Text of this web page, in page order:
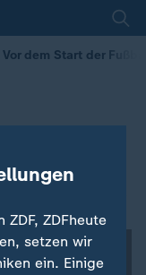
Vor dem Start der
ZDFheute
setzen wir
ein. Einige